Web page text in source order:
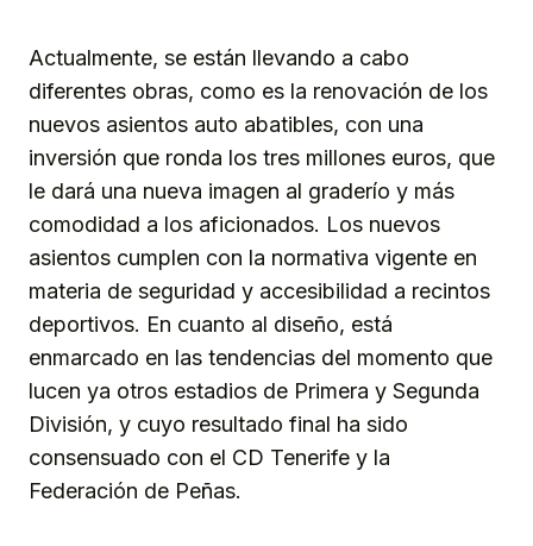
Actualmente, se están llevando a cabo
diferentes obras, como es la renovación de los
nuevos asientos auto abatibles, con una
inversión que ronda los tres millones euros, que
le dará una nueva imagen al graderío y más
comodidad a los aficionados. Los nuevos
asientos cumplen con la normativa vigente en
materia de seguridad y accesibilidad a recintos
deportivos. En cuanto al diseño, está
enmarcado en las tendencias del momento que
lucen ya otros estadios de Primera y Segunda
División, y cuyo resultado final ha sido
consensuado con el CD Tenerife y la
Federación de Peñas.